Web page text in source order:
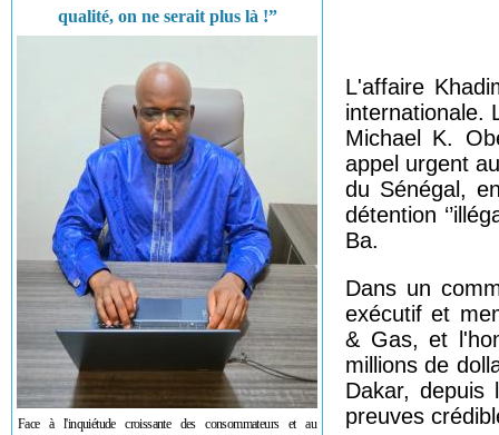
qualité, on ne serait plus là !”
Face à l'inquiétude croissante des consommateurs et au
L'affaire
internationale.
Michael K.
appel urgent
du Sénégal,
détention
Ba.
Dans un
exécutif et
& Gas, et
millions de
Dakar, depuis
preuves